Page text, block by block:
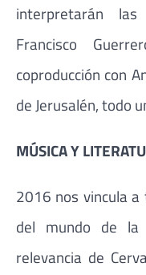
interpretarán
Francisco
coproducción con
de Jerusalén, todo
MÚSICA Y
2016 nos vincula
del mundo de
relevancia de